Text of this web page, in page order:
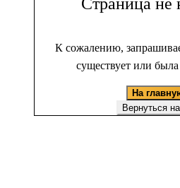
К сожалению,
существует или
На
Вернуться